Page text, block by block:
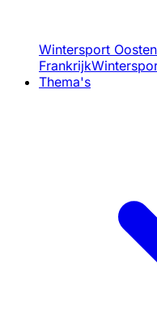
Wintersport
Frankrijk
Thema's